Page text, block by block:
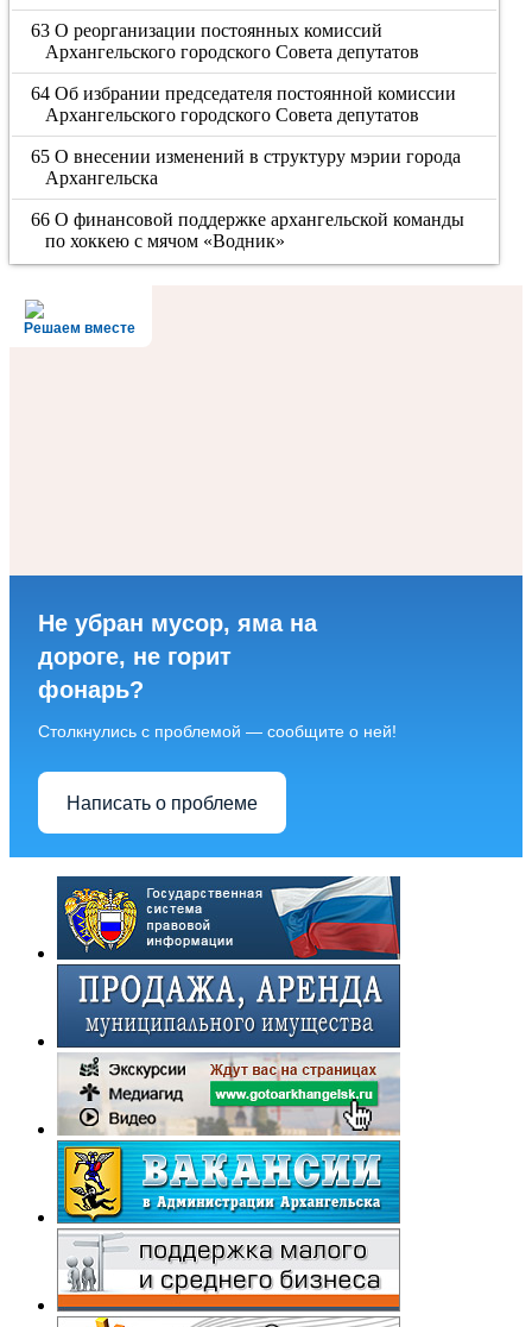
63 О реорганизации постоянных комиссий
Архангельского городского Совета депутатов
64 Об избрании председателя постоянной комиссии
Архангельского городского Совета депутатов
65 О внесении изменений в структуру мэрии города
Архангельска
66 О финансовой поддержке архангельской команды
по хоккею с мячом «Водник»
Решаем вместе
Не убран мусор, яма на
дороге, не горит
фонарь?
Столкнулись с проблемой — сообщите о ней!
Написать о проблеме